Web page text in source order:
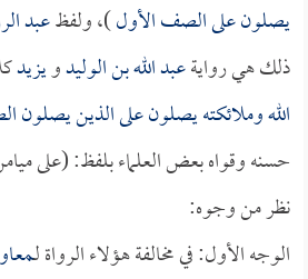
يصلون على الصف الأول)، ولفظعبد
ذلك هي روايةعبد الله بن الوليدويزيد
الله وملائكته يصلون على الذين
حسنه وقواه بعض العلماء بلفظ: (على
نظر من وجوه:
الوجه الأول: في مخالفة هؤلاء الرواة لـ